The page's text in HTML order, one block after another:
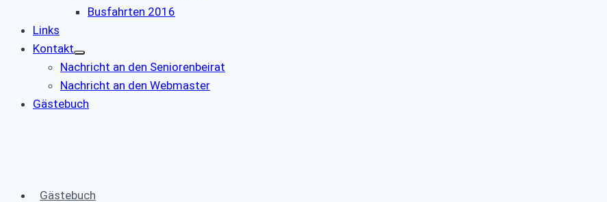
Busfahrten 2016
Links
Kontakt
Nachricht an den Seniorenbeirat
Nachricht an den Webmaster
Gästebuch
Gästebuch